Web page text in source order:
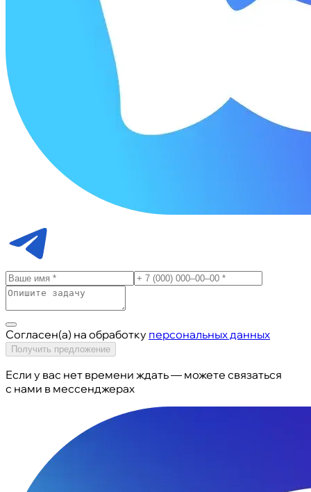
Согласен(а) на обработку персональных данных
Получить предложение
Если у вас нет времени ждать — можете связаться
с нами в мессенджерах